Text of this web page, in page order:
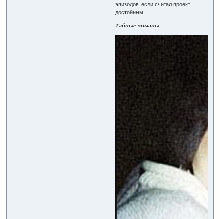
эпизодов, если считал проект
достойным.
Тайные романы